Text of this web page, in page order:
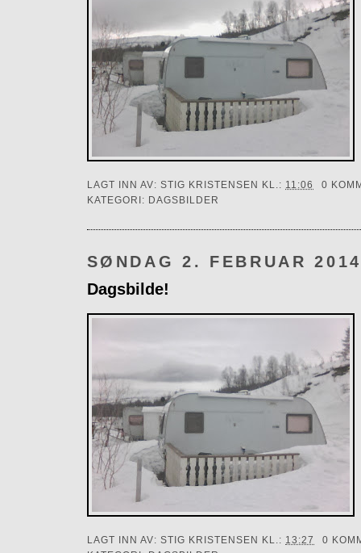
LAGT INN AV: STIG KRISTENSEN KL.: 11:06
0
KATEGORI: DAGSBILDER
SØNDAG 2. FEBRUAR
Dagsbilde!
LAGT INN AV: STIG KRISTENSEN KL.: 13:27
0